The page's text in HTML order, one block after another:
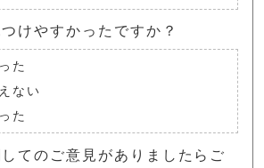
けやすかったですか？
た
ない
た
てのご意見がありましたらご